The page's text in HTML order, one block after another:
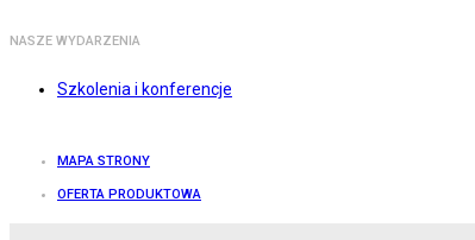
NASZE WYDARZENIA
Szkolenia i konferencje
MAPA STRONY
OFERTA PRODUKTOWA